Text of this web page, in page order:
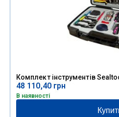
Комплект інструментів
48 110,40 грн
В наявності